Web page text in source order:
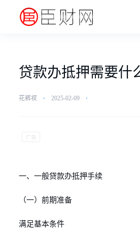
贷款办抵押需要什
花裤衩 ⋅ 2025-02-09 ⋅
一、一般贷款办抵押手续
（一）前期准备
满足基本条件